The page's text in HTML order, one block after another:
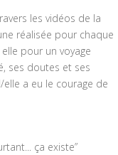
les vidéos de la
réalisée pour chaque
pour un voyage
ses doutes et ses
a eu le courage de
ça existe”